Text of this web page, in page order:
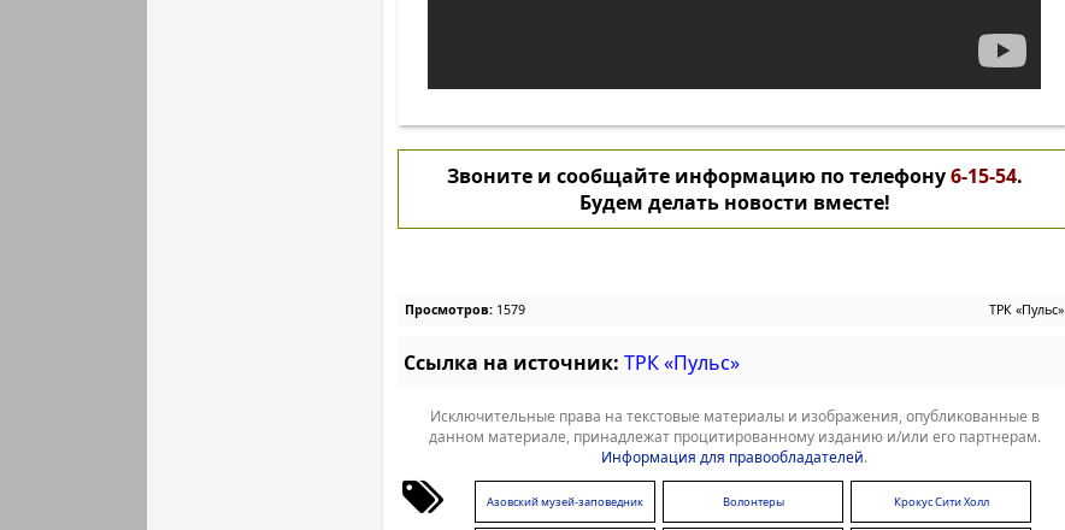
Звоните и сообщайте информацию по телефону6-15-54.
Будем делать новости вместе!
Просмотров: 1579 ТРК «Пульс»
Ссылка на источник: ТРК «Пульс»
Исключительные права на текстовые материалы и изображения, опубликованные в
данном материале, принадлежат процитированному изданию и/или его партнерам.
Информация для правообладателей.
Азовский музей-заповедник Волонтеры Крокус Сити Холл